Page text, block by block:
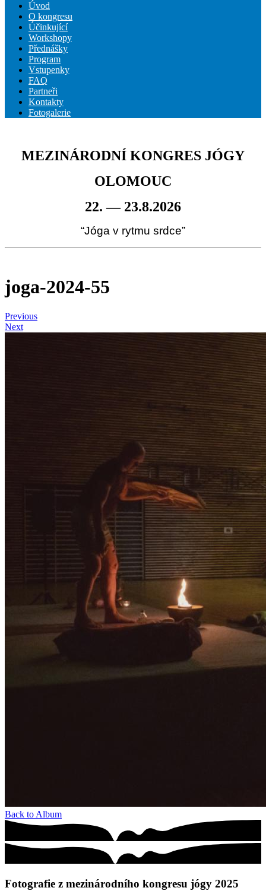
Úvod
O kongresu
Účinkující
Workshopy
Přednášky
Program
Vstupenky
FAQ
Partneři
Kontakty
Fotogalerie
MEZINÁRODNÍ KONGRES JÓGY
OLOMOUC
22. — 23.8.2026
“Jóga v rytmu srdce”
joga-2024-55
Previous
Next
Back to Album
Fotografie z mezinárodního kongresu jógy 2025